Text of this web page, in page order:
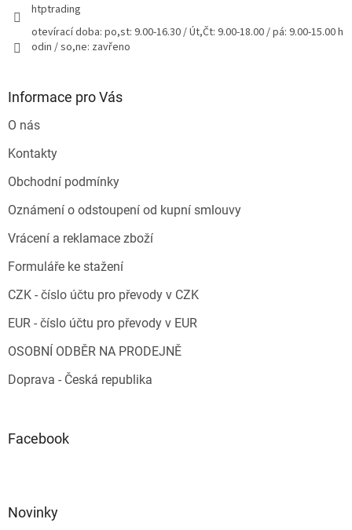
htptrading
otevírací doba: po,st: 9.00-16.30 / Út,Čt: 9.00-18.00 / pá: 9.00-15.00 h
odin / so,ne: zavřeno
Informace pro Vás
O nás
Kontakty
Obchodní podmínky
Oznámení o odstoupení od kupní smlouvy
Vrácení a reklamace zboží
Formuláře ke stažení
CZK - číslo účtu pro převody v CZK
EUR - číslo účtu pro převody v EUR
OSOBNÍ ODBĚR NA PRODEJNĚ
Doprava - Česká republika
Facebook
Novinky